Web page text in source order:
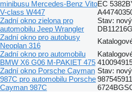
minibusu Mercedes-Benz Vito
V-class W447
EC
Zadní okno zielona pro
automobilu Jeep Wrangler
Stav:
Zadní okno pro autobusy
Neoplan 316
Zadní okno pro automobilu
BMW X6 G06 M-PAKIET 475
Zadní okno Porsche Cayman
987C pro automobilu Porsche
Cayman 987C
Stav: